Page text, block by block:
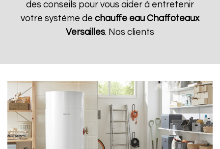
des conseils pour vous aider à entretenir
votre système de chauffe eau Chaffoteaux
Versailles. Nos clients